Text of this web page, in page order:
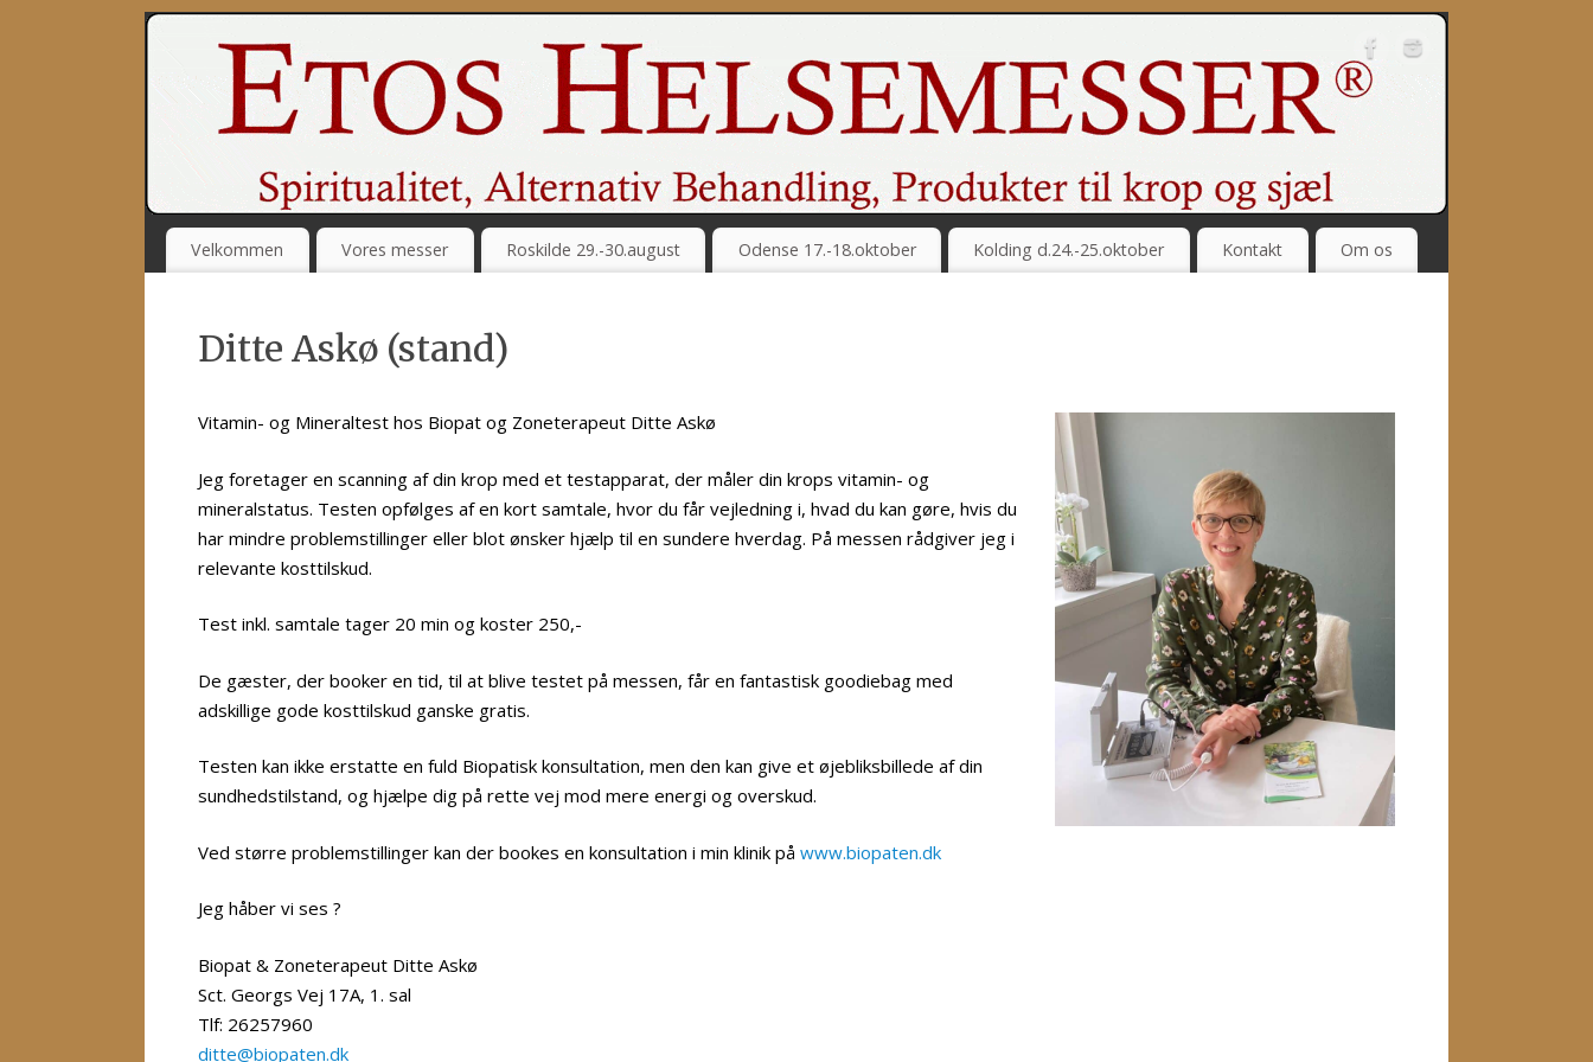
Velkommen Vores messer Roskilde 29.-30.august Odense 17.-18.oktober Kolding d.24.-25.oktober Kontakt Om os
Ditte Askø (stand)
Vitamin- og Mineraltest hos Biopat og Zoneterapeut Ditte Askø
Jeg foretager en scanning af din krop med et testapparat, der måler din krops vitamin- og
mineralstatus. Testen opfølges af en kort samtale, hvor du får vejledning i, hvad du kan gøre, hvis du
har mindre problemstillinger eller blot ønsker hjælp til en sundere hverdag. På messen rådgiver jeg i
relevante kosttilskud.
Test inkl. samtale tager 20 min og koster 250,-
De gæster, der booker en tid, til at blive testet på messen, får en fantastisk goodiebag med
adskillige gode kosttilskud ganske gratis.
Testen kan ikke erstatte en fuld Biopatisk konsultation, men den kan give et øjebliksbillede af din
sundhedstilstand, og hjælpe dig på rette vej mod mere energi og overskud.
Ved større problemstillinger kan der bookes en konsultation i min klinik på www.biopaten.dk
Jeg håber vi ses ?
Biopat & Zoneterapeut Ditte Askø
Sct. Georgs Vej 17A, 1. sal
Tlf: 26257960
ditte@biopaten.dk